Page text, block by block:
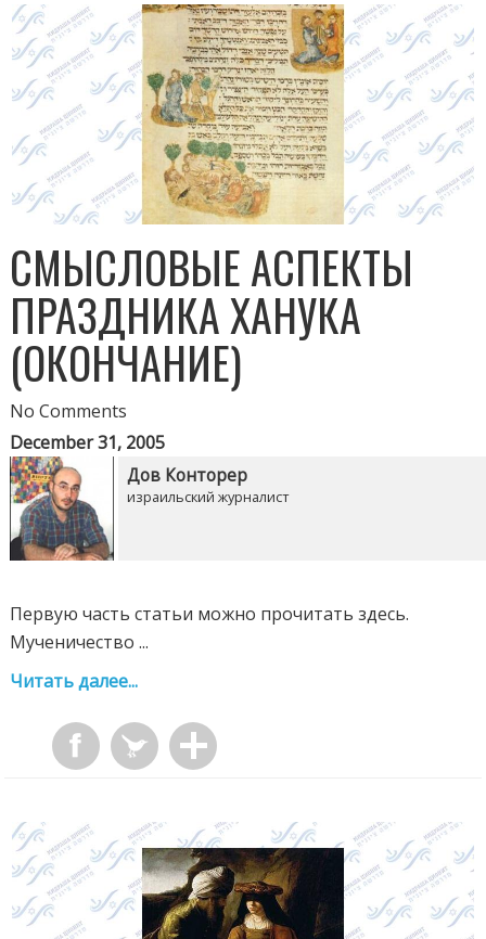
СМЫСЛОВЫЕ АСПЕКТЫ
ПРАЗДНИКА ХАНУКА
(ОКОНЧАНИЕ)
No Comments
December 31, 2005
Дов Конторер
израильский журналист
Первую часть статьи можно прочитать здесь.
Мученичество ...
Читать далее...